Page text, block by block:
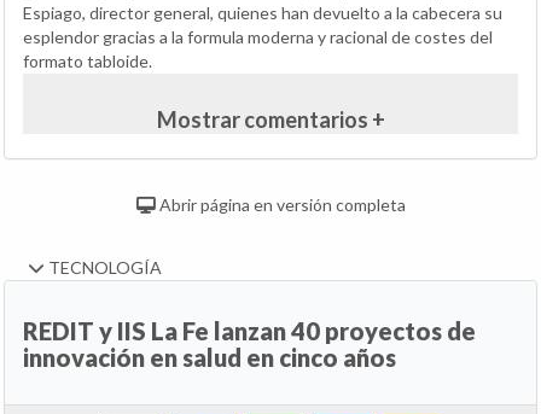
Espiago, director general, quienes han devuelto a la cabecera su
esplendor gracias a la formula moderna y racional de costes del
formato tabloide.
Mostrar comentarios +
Abrir página en versión completa
TECNOLOGÍA
REDIT y IIS La Fe lanzan 40 proyectos de
innovación en salud en cinco años